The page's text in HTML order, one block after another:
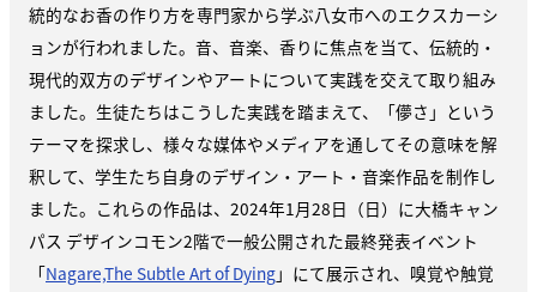
統的なお香の作り方を専門家から学ぶ八女市へのエクスカーシ
ョンが行われました。音、音楽、香りに焦点を当て、伝統的・
現代的双方のデザインやアートについて実践を交えて取り組み
ました。生徒たちはこうした実践を踏まえて、「儚さ」という
テーマを探求し、様々な媒体やメディアを通してその意味を解
釈して、学生たち自身のデザイン・アート・音楽作品を制作し
ました。これらの作品は、2024年1月28日（日）に大橋キャン
パス デザインコモン2階で一般公開された最終発表イベント
「Nagare,The Subtle Art of Dying」にて展示され、嗅覚や触覚